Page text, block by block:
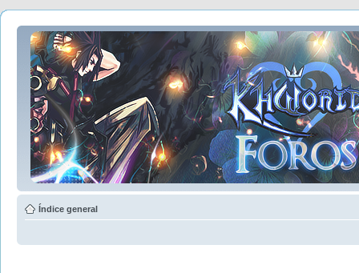
Índice general